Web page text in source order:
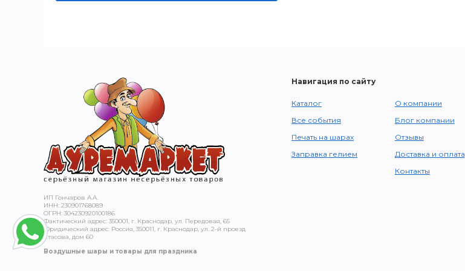
ИП Гончаров А.А.
ИНН: 230901768089
ОГРН: 304230920100186
Фактический адрес: 350001, г. Краснодар, ул. Передовая, 65
Юридический адрес: Россия, 350011, г. Краснодар, ул. 2-й проезд
Стасова, дом 60
Воздушные шары и товары для праздника
Навигация по сайту
Каталог
Все события
Печать на шарах
Заправка гелием
О компании
Блог компании
Отзывы
Доставка и оплата
Контакты